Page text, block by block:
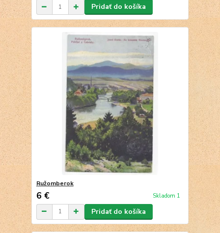
Pridať do košíka
Ružomberok
6 € Skladom 1
Pridať do košíka